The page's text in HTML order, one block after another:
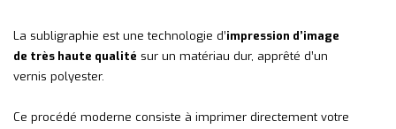
La subligraphie est une technologie d’impression d’image
de très haute qualité sur un matériau dur, apprêté d’un
vernis polyester.
Ce procédé moderne consiste à imprimer directement votre